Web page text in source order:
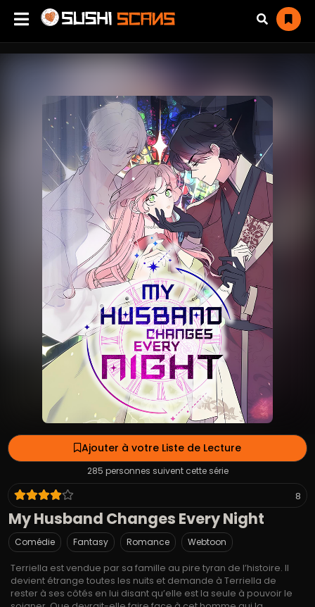
Ajouter à votre Liste de Lecture
285 personnes suivent cette série
8
My Husband Changes Every Night
Comédie Fantasy Romance Webtoon
Terriella est vendue par sa famille au pire tyran de l’histoire. Il
devient étrange toutes les nuits et demande à Terriella de
rester à ses côtés en lui disant qu’elle est la seule à pouvoir le